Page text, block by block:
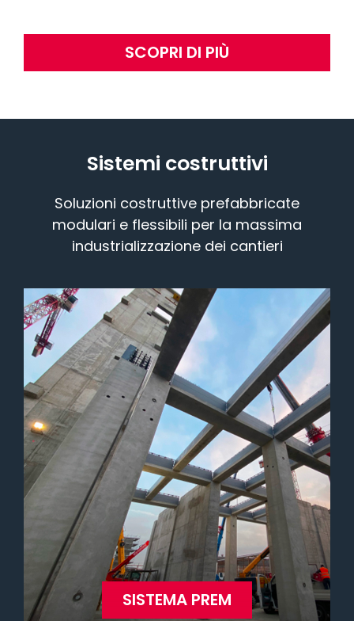
SCOPRI DI PIÙ
Sistemi costruttivi
Soluzioni costruttive prefabbricate
modulari e flessibili per la massima
industrializzazione dei cantieri
SISTEMA PREM